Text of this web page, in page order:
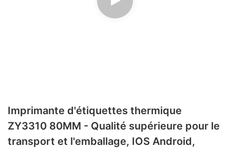
Imprimante d'étiquettes thermique
ZY3310 80MM - Qualité supérieure pour le
transport et l'emballage, IOS Android,